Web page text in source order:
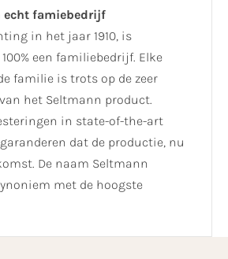
echt famiebedrijf
in het jaar 1910, is
een familiebedrijf. Elke
familie is trots op de zeer
het Seltmann product.
in state-of-the-art
dat de productie, nu
De naam Seltmann
met de hoogste